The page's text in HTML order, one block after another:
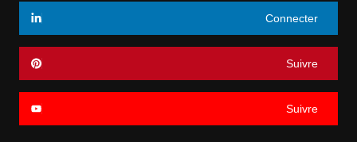
Connecter
Suivre
Suivre